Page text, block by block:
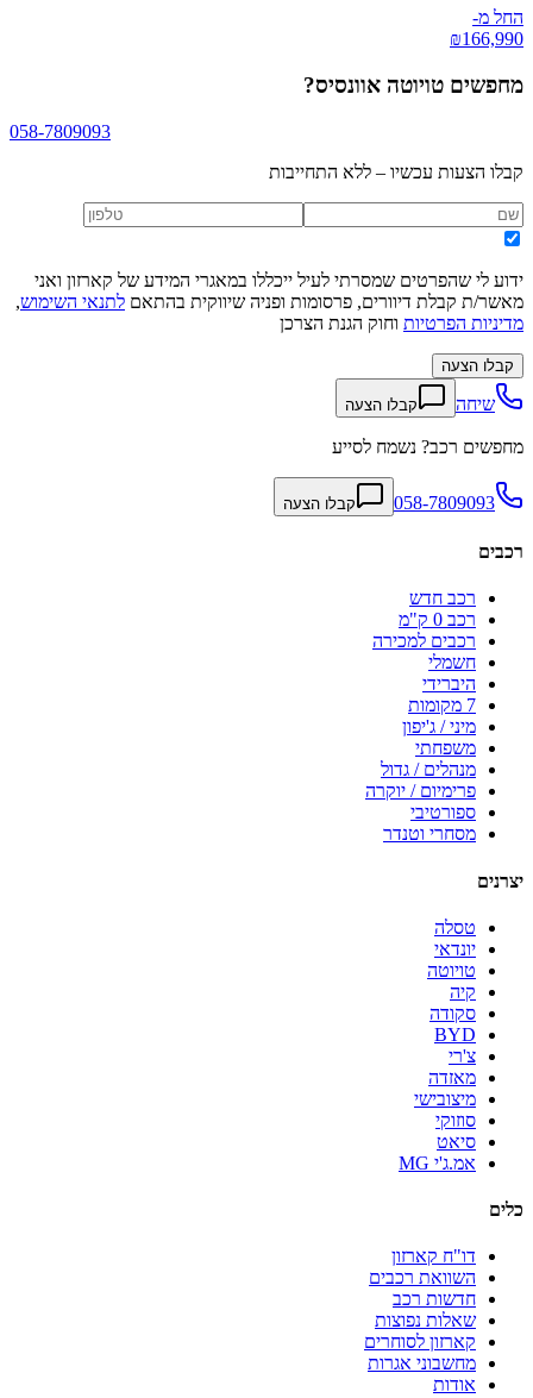
החל מ-
₪166,990
מחפשים טויוטה אוונסיס?
058-7809093
קבלו הצעות עכשיו – ללא התחייבות
ידוע לי שהפרטים שמסרתי לעיל ייכללו במאגרי המידע של קארזון ואני
מאשר/ת קבלת דיוורים, פרסומות ופניה שיווקית בהתאם לתנאי השימוש,
מדיניות הפרטיות וחוק הגנת הצרכן
קבלו הצעה
שיחה קבלו הצעה
מחפשים רכב? נשמח לסייע
058-7809093 קבלו הצעה
רכבים
רכב חדש
רכב 0 ק"מ
רכבים למכירה
חשמלי
היברידי
7 מקומות
מיני / ג'יפון
משפחתי
מנהלים / גדול
פרימיום / יוקרה
ספורטיבי
מסחרי וטנדר
יצרנים
טסלה
יונדאי
טויוטה
קיה
סקודה
BYD
צ'רי
מאזדה
מיצובישי
סוזוקי
סיאט
אמ.ג'י MG
כלים
דו"ח קארזון
השוואת רכבים
חדשות רכב
שאלות נפוצות
קארזון לסוחרים
מחשבוני אגרות
אודות